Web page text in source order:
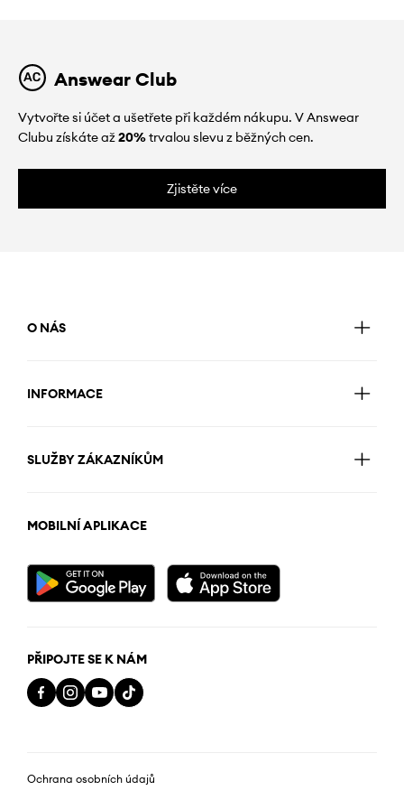
Answear Club
Vytvořte si účet a ušetřete při každém nákupu. V Answear
Clubu získáte až20%trvalou slevu z běžných cen.
Zjistěte více
O NÁS
INFORMACE
SLUŽBY ZÁKAZNÍKŮM
MOBILNÍ APLIKACE
PŘIPOJTE SE K NÁM
Ochrana osobních údajů